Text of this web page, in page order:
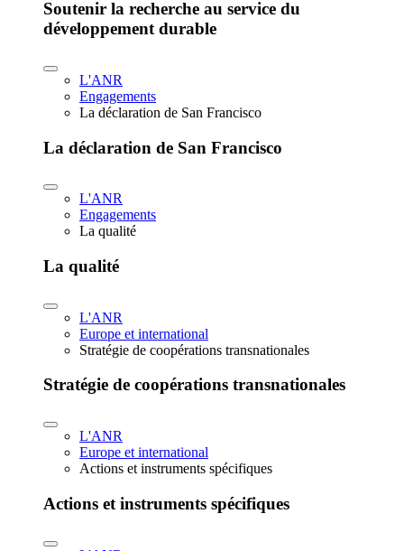
Soutenir la recherche au service du
développement durable
L'ANR
Engagements
La déclaration de San Francisco
La déclaration de San Francisco
L'ANR
Engagements
La qualité
La qualité
L'ANR
Europe et international
Stratégie de coopérations transnationales
Stratégie de coopérations transnationales
L'ANR
Europe et international
Actions et instruments spécifiques
Actions et instruments spécifiques